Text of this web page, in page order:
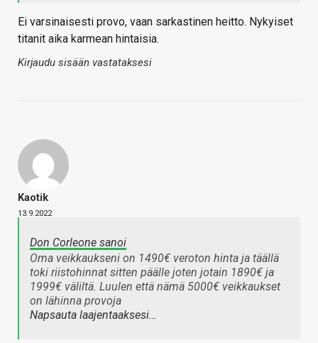
Ei varsinaisesti provo, vaan sarkastinen heitto. Nykyiset
titanit aika karmean hintaisia.
Kirjaudu sisään vastataksesi
Kaotik
13.9.2022
Don Corleone sanoi
Oma veikkaukseni on 1490€ veroton hinta ja täällä
toki riistohinnat sitten päälle joten jotain 1890€ ja
1999€ väliltä. Luulen että nämä 5000€ veikkaukset
on lähinna provoja
Napsauta laajentaaksesi…